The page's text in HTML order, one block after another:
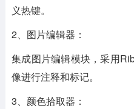
义热键。
2、图片编辑器：
集成图片编辑模块，采用
像进行注释和标记。
3、颜色拾取器：